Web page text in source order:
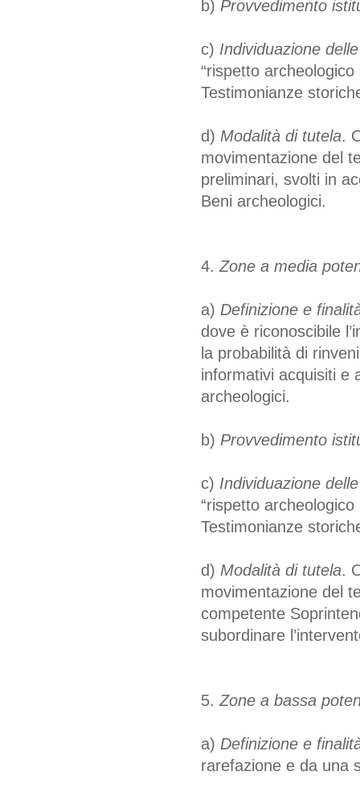
b) Provvedimento
c) Individuazione
“rispetto
Testimonianze
d) Modalità di tutela.
movimentazione del
preliminari, svolti in
Beni archeologici.
4. Zone a media
a) Definizione e
dove è riconoscibile
la probabilità di
informativi acquisiti e
archeologici.
b) Provvedimento
c) Individuazione
“rispetto
Testimonianze
d) Modalità di tutela.
movimentazione del
competente
subordinare
5. Zone a bassa
a) Definizione e
rarefazione e da una